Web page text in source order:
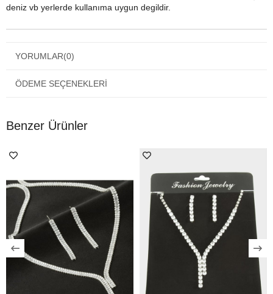
deniz vb yerlerde kullanıma uygun degildir.
YORUMLAR(0)
ÖDEME SEÇENEKLERI
Benzer Ürünler